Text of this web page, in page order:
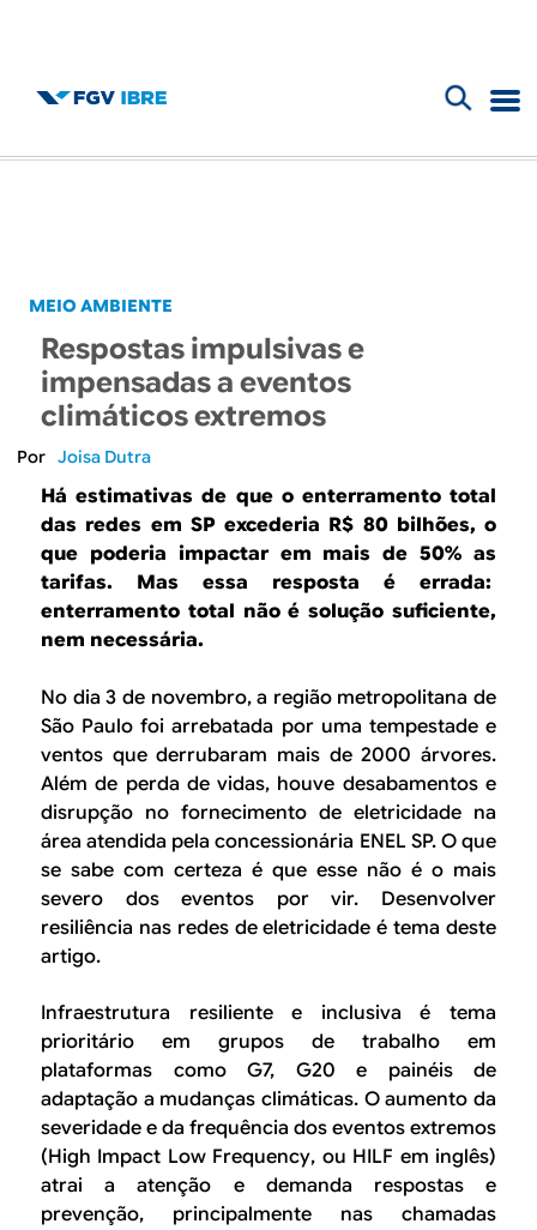
B
g
B
R
o
l
á
r
o
d
b
s
c
a
MEIO AMBIENTE
Respostas impulsivas e
impensadas a eventos
climáticos extremos
Joisa Dutra
Há estimativas de que o enterramento total
das redes em SP excederia R$ 80 bilhões, o
que poderia impactar em mais de 50% as
tarifas. Mas essa resposta é errada:
enterramento total não é solução suficiente,
nem necessária.
No dia 3 de novembro, a região metropolitana de
São Paulo foi arrebatada por uma tempestade e
ventos que derrubaram mais de 2000 árvores.
Além de perda de vidas, houve desabamentos e
disrupção no fornecimento de eletricidade na
área atendida pela concessionária ENEL SP. O que
se sabe com certeza é que esse não é o mais
severo dos eventos por vir. Desenvolver
resiliência nas redes de eletricidade é tema deste
artigo.
Infraestrutura resiliente e inclusiva é tema
prioritário em grupos de trabalho em
plataformas como G7, G20 e painéis de
adaptação a mudanças climáticas. O aumento da
severidade e da frequência dos eventos extremos
(High Impact Low Frequency, ou HILF em inglês)
atrai a atenção e demanda respostas e
prevenção, principalmente nas chamadas